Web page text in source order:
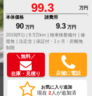
99.3
万円
本体価格
90 万円
諸費用
9.3 万円
2019(R1) |
8.5万km | 検車検整備付 | 修
復無 | 法定含 | 保証付・1ヶ月・距離無
制限
＼無料／
在庫・見積り 店舗に電話
お気に入り追加
現在 2 人が追加済